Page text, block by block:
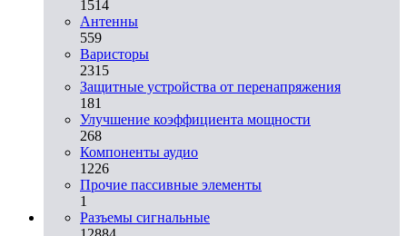
1514
Антенны
559
Варисторы
2315
Защитные устройства от перенапряжения
181
Улучшение коэффициента мощности
268
Компоненты аудио
1226
Прочие пассивные элементы
1
Разъeмы сигнальные